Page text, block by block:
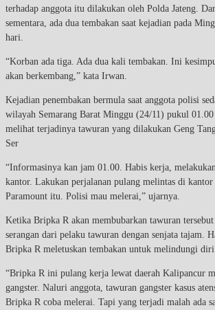
terhadap anggota itu dilakukan oleh Polda Jateng.
sementara, ada dua tembakan saat kejadian pada
hari.
“Korban ada tiga. Ada dua kali tembakan. Ini
akan berkembang,” kata Irwan.
Kejadian penembakan bermula saat anggota polisi
wilayah Semarang Barat Minggu (24/11) pukul
melihat terjadinya tawuran yang dilakukan Geng
Ser
“Informasinya kan jam 01.00. Habis kerja,
kantor. Lakukan perjalanan pulang melintas di kantor
Paramount itu. Polisi mau melerai,” ujarnya.
Ketika Bripka R akan membubarkan tawuran
serangan dari pelaku tawuran dengan senjata tajam.
Bripka R meletuskan tembakan untuk melindungi diri.
“Bripka R ini pulang kerja lewat daerah Kalipancur
gangster. Naluri anggota, tawuran gangster kasus
Bripka R coba melerai. Tapi yang terjadi malah ada